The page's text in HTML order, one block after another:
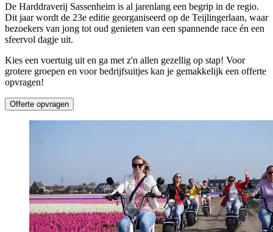
De Harddraverij Sassenheim is al jarenlang een begrip in de regio.
Dit jaar wordt de 23e editie georganiseerd op de Teijlingerlaan, waar
bezoekers van jong tot oud genieten van een spannende race én een
sfeervol dagje uit.
Kies een voertuig uit en ga met z'n allen gezellig op stap! Voor
grotere groepen en voor bedrijfsuitjes kan je gemakkelijk een offerte
opvragen!
Offerte opvragen